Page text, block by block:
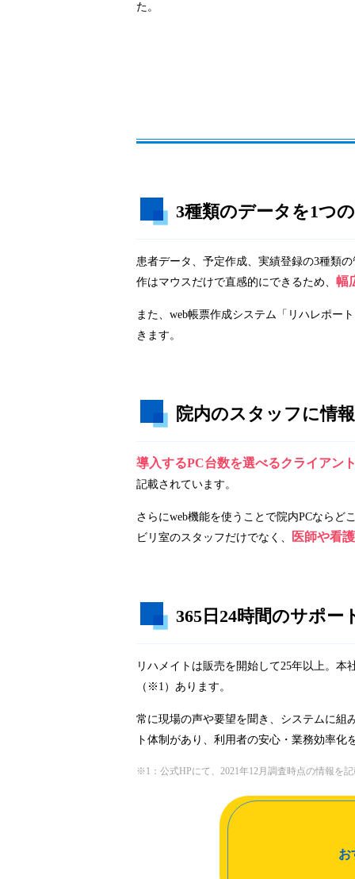
た。
3種類のデータを1つ
患者データ、予定作成、実績登録の3種類
作はマウスだけで直感的にできるため、 幅
また、web帳票作成システム「リハレポー
きます。
院内のスタッフに情
導入するPC台数を選べるクライアン
記載されています。
さらにweb機能を使うことで院内PCなら
ビリ室のスタッフだけでなく、
医師や看
365日24時間のサポー
リハメイトは販売を開始して25年以上。
（※1）あります。
常に現場の声や要望を聞き、システムに組
ト体制があり、利用者の安心・業務効率化
※1：公式HPにて、2021年12月調査時点の情報を
お